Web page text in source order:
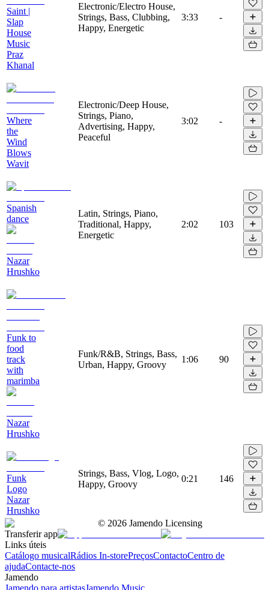
Saint |
Slap
House
Music
Praz
Khanal
Electronic/Electro House,
Strings, Bass, Clubbing,
Happy, Energetic
3:33 -
Where
the
Wind
Blows
Wavit
Electronic/Deep House,
Strings, Piano,
Advertising, Happy,
Peaceful
3:02 -
Spanish
dance
Nazar
Hrushko
Latin, Strings, Piano,
Traditional, Happy,
Energetic
2:02 103
Funk to
food
track
with
marimba
Nazar
Hrushko
Funk/R&B, Strings, Bass,
Urban, Happy, Groovy
1:06 90
Funk
Logo
Nazar
Hrushko
Strings, Bass, Vlog, Logo,
Happy, Groovy
0:21 146
© 2026 Jamendo Licensing
Transferir app
Links úteis
Catálogo musicalRádios In-storePreçosContactoCentro de
ajudaContacte-nos
Jamendo
Jamendo para artistasJamendo Music